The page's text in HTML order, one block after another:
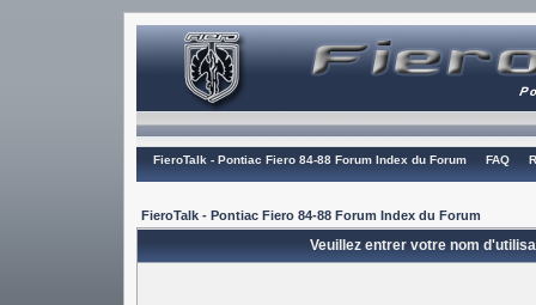
FieroTalk - Pontiac Fiero 84-88 Forum Index du Forum FAQ
FieroTalk - Pontiac Fiero 84-88 Forum Index du Forum
Veuillez entrer votre nom